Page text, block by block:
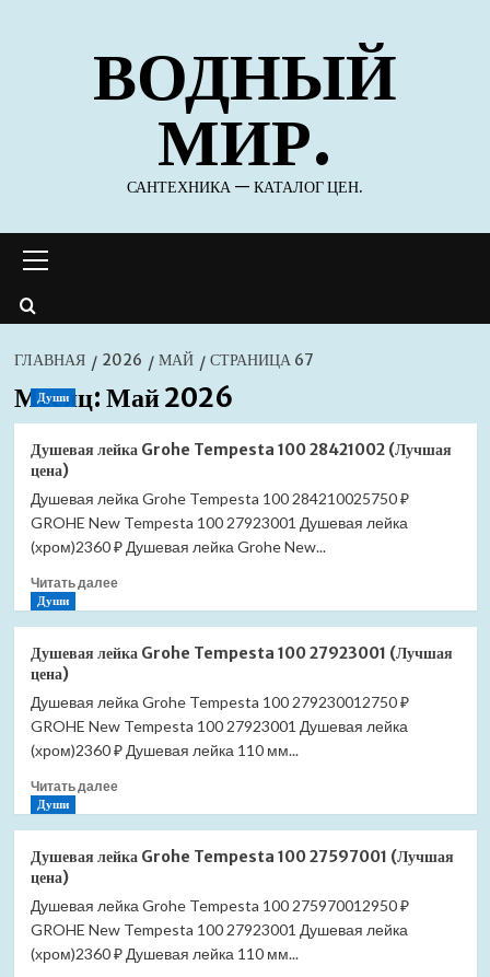
содержимомуВОДНЫЙ
МИР.
САНТЕХНИКА — КАТАЛОГ ЦЕН.
меню
ГЛАВНАЯ 2026 МАЙ СТРАНИЦА 67
Месяц:Май 2026
Души
Душевая лейка Grohe Tempesta 100 28421002 (Лучшая
цена)
Душевая лейка Grohe Tempesta 100 284210025750 ₽
GROHE New Tempesta 100 27923001 Душевая лейка
(хром)2360 ₽ Душевая лейка Grohe New...
Читать далееПрочитать
Душевая
лейка
Tempesta
100
28421002
цена)
Души
Душевая лейка Grohe Tempesta 100 27923001 (Лучшая
цена)
Душевая лейка Grohe Tempesta 100 279230012750 ₽
GROHE New Tempesta 100 27923001 Душевая лейка
(хром)2360 ₽ Душевая лейка 110 мм...
Читать далееПрочитать
Душевая
лейка
Tempesta
100
27923001
Души
Душевая лейка Grohe Tempesta 100 27597001 (Лучшая
цена)
Душевая лейка Grohe Tempesta 100 275970012950 ₽
GROHE New Tempesta 100 27923001 Душевая лейка
(хром)2360 ₽ Душевая лейка 110 мм...